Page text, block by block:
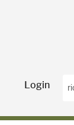
Login